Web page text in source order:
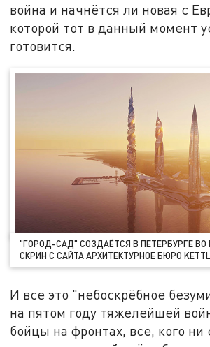
война и начнётся ли новая с
которой тот в данный момент
готовится.
"ГОРОД-САД" СОЗДАЁТСЯ В ПЕТЕРБУРГЕ ВО
СКРИН С САЙТА АРХИТЕКТУРНОЕ БЮРО
И все это "небоскрёбное
на пятом году тяжелейшей
бойцы на фронтах, все, кого ни